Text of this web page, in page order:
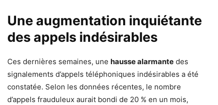
Une augmentation inquiétante
des appels indésirables
Ces dernières semaines, une hausse alarmante des
signalements d’appels téléphoniques indésirables a été
constatée. Selon les données récentes, le nombre
d’appels frauduleux aurait bondi de 20 % en un mois,